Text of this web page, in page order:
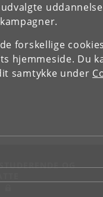
forskellige
hjemmeside. Du
samtykke under
OG